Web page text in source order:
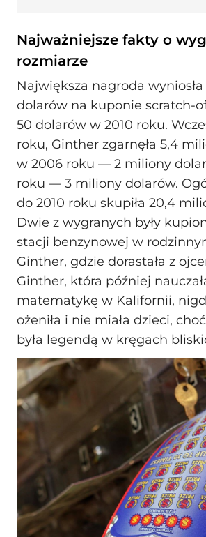
Najważniejsze fakty o
rozmiarze
Największa nagroda
dolarów na kuponie scratch-
50 dolarów w 2010 roku.
roku, Ginther zgarnęła 5,4
w 2006 roku — 2 miliony
roku — 3 miliony dolarów.
do 2010 roku skupiła 20,4
Dwie z wygranych były
stacji benzynowej w
Ginther, gdzie dorastała z
Ginther, która później
matematykę w Kalifornii,
ożeniła i nie miała dzieci,
była legendą w kręgach